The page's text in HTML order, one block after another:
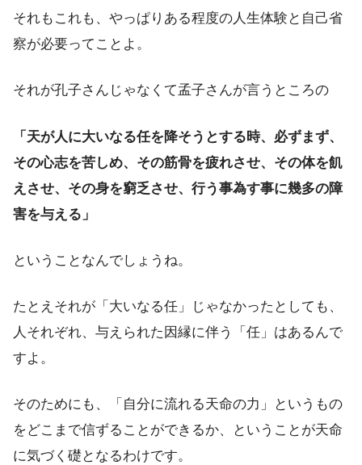
それもこれも、やっぱりある程度の人生体験と自己省
察が必要ってことよ。
それが孔子さんじゃなくて孟子さんが言うところの
「天が人に大いなる任を降そうとする時、必ずまず、
その心志を苦しめ、その筋骨を疲れさせ、その体を飢
えさせ、その身を窮乏させ、行う事為す事に幾多の障
害を与える」
ということなんでしょうね。
たとえそれが「大いなる任」じゃなかったとしても、
人それぞれ、与えられた因縁に伴う「任」はあるんで
すよ。
そのためにも、「自分に流れる天命の力」というもの
をどこまで信ずることができるか、ということが天命
に気づく礎となるわけです。